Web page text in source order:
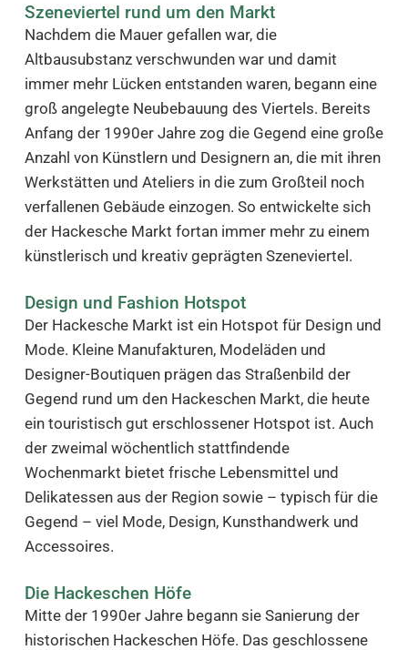
Szeneviertel rund um den Markt
Nachdem die Mauer gefallen war, die
Altbausubstanz verschwunden war und damit
immer mehr Lücken entstanden waren, begann eine
groß angelegte Neubebauung des Viertels. Bereits
Anfang der 1990er Jahre zog die Gegend eine große
Anzahl von Künstlern und Designern an, die mit ihren
Werkstätten und Ateliers in die zum Großteil noch
verfallenen Gebäude einzogen. So entwickelte sich
der Hackesche Markt fortan immer mehr zu einem
künstlerisch und kreativ geprägten Szeneviertel.
Design und Fashion Hotspot
Der Hackesche Markt ist ein Hotspot für Design und
Mode. Kleine Manufakturen, Modeläden und
Designer-Boutiquen prägen das Straßenbild der
Gegend rund um den Hackeschen Markt, die heute
ein touristisch gut erschlossener Hotspot ist. Auch
der zweimal wöchentlich stattfindende
Wochenmarkt bietet frische Lebensmittel und
Delikatessen aus der Region sowie – typisch für die
Gegend – viel Mode, Design, Kunsthandwerk und
Accessoires.
Die Hackeschen Höfe
Mitte der 1990er Jahre begann sie Sanierung der
historischen Hackeschen Höfe. Das geschlossene